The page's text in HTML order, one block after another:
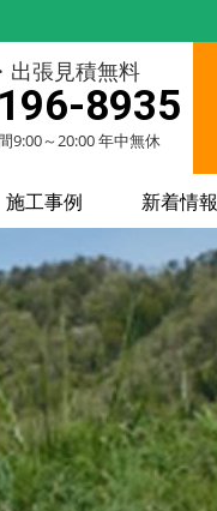
出張見積無料
8935
9:00～20:00 年中無休
施工事例 新着情報